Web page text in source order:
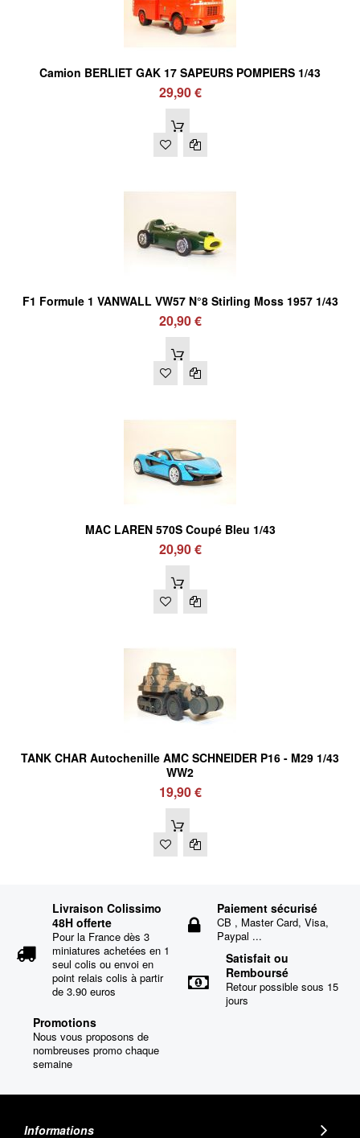
Camion BERLIET GAK 17 SAPEURS POMPIERS 1/43
29,90 €
F1 Formule 1 VANWALL VW57 N°8 Stirling Moss 1957 1/43
20,90 €
MAC LAREN 570S Coupé Bleu 1/43
20,90 €
TANK CHAR Autochenille AMC SCHNEIDER P16 - M29 1/43
WW2
19,90 €
Livraison Colissimo
48H offerte
Pour la France dès 3
miniatures achetées en 1
seul colis ou envoi en
point relais colis à partir
de 3.90 euros
Paiement sécurisé
CB , Master Card, Visa,
Paypal ...
Satisfait ou
Remboursé
Retour possible sous 15
jours
Promotions
Nous vous proposons de
nombreuses promo chaque
semaine
Informations